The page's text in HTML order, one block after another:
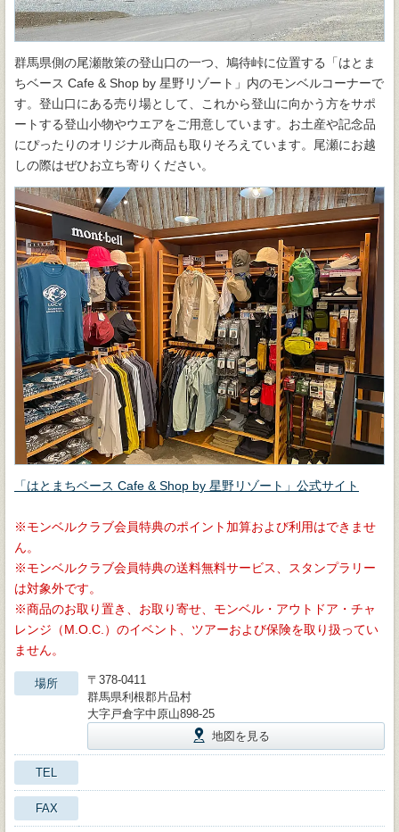
群馬県側の尾瀬散策の登山口の一つ、鳩待峠に位置する「はとま
ちベース Cafe & Shop by 星野リゾート」内のモンベルコーナーで
す。登山口にある売り場として、これから登山に向かう方をサポ
ートする登山小物やウエアをご用意しています。お土産や記念品
にぴったりのオリジナル商品も取りそろえています。尾瀬にお越
しの際はぜひお立ち寄りください。
「はとまちベース Cafe & Shop by 星野リゾート」公式サイト
モンベルクラブ会員特典のポイント加算および利用はできませ
ん。
モンベルクラブ会員特典の送料無料サービス、スタンプラリー
は対象外です。
商品のお取り置き、お取り寄せ、モンベル・アウトドア・チャ
レンジ（M.O.C.）のイベント、ツアーおよび保険を取り扱ってい
ません。
場所
〒378-0411
群馬県利根郡片品村
大字戸倉字中原山898-25
地図を見る
TEL
FAX